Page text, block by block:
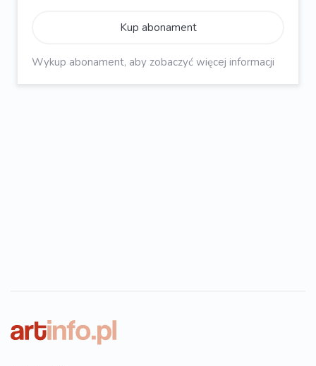
Kup abonament
Wykup abonament, aby zobaczyć więcej informacji